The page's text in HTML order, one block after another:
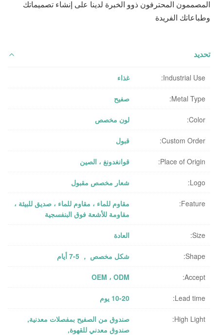
وطباعاتك الفريدة
تحديد
Industrial Use: غذاء
Metal Type: صفيح
Color: لون مخصص
Custom Order: قبول
Place of Origin: قوانغدونغ ، الصين
Logo: شعار مخصص مقبول
Feature:
مقاوم للماء ، مقاوم للماء ، صديق للبيئة ،
مقاومة للأشعة فوق البنفسجية
Size: العادة
Shape: شكل مخصص ， 5-7 أيام
Accept: OEM ، ODM
Lead time: 10-20 يوم
High Light: صندوق من الصفيح بمفصلات معدنية,
صندوق معدني للقهوة,